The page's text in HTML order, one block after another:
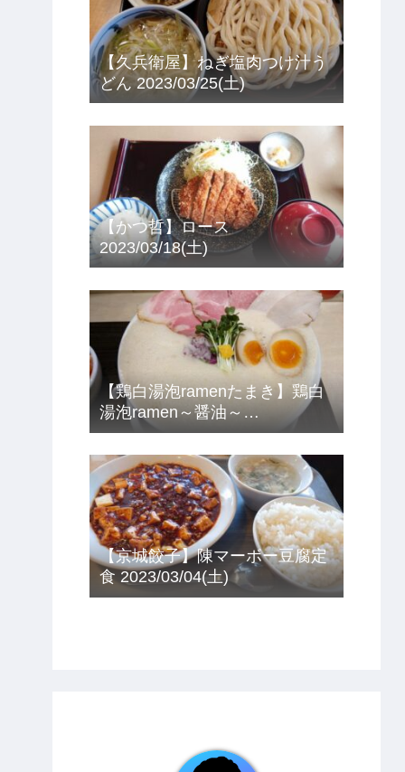
【久兵衛屋】ねぎ塩肉つけ汁う
どん 2023/03/25(土)
【かつ哲】ロース
2023/03/18(土)
【鶏白湯泡ramenたまき】鶏白
湯泡ramen～醤油～
2023/03/12(日)
【京城餃子】陳マーボー豆腐定
食 2023/03/04(土)